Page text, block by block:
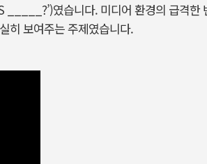
_____?’)였습니다. 미디어 환경의 급격
히 보여주는 주제였습니다.